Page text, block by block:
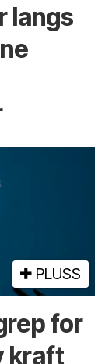
langs
PLUSS
for
kraft